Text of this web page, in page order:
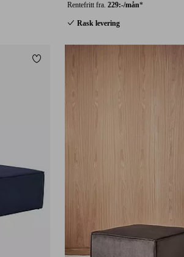
Rentefritt fra. 229:-/mån*
Rask levering
Legg til favoritter